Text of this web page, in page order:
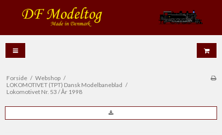
Forside / Webshop /
LOKOMOTIVET (TPT) Dansk Modelbaneblad /
Lokomotivet Nr. 53 / År 1998